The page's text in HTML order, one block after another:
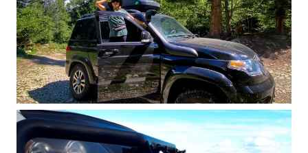
респ.Коми путешествуем с #мойуаз